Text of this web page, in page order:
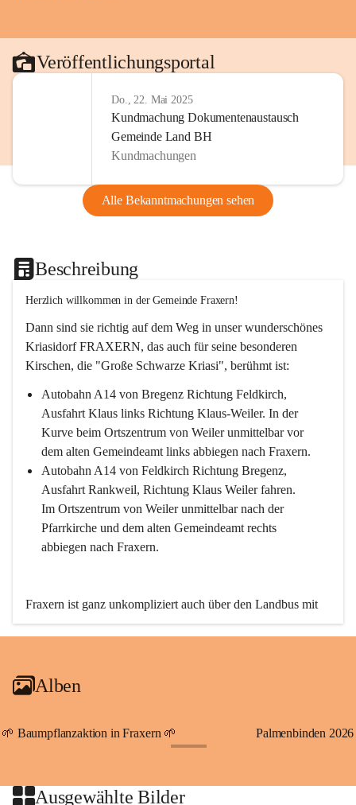
Veröffentlichungsportal
Do., 22. Mai 2025
Kundmachung Dokumentenaustausch
Gemeinde Land BH
Kundmachungen
Alle Bekanntmachungen sehen
Beschreibung
Herzlich willkommen in der Gemeinde Fraxern!
Dann sind sie richtig auf dem Weg in unser wunderschönes
Kriasidorf FRAXERN, das auch für seine besonderen
Kirschen, die "Große Schwarze Kriasi", berühmt ist:
Autobahn A14 von Bregenz Richtung Feldkirch,
Ausfahrt Klaus links Richtung Klaus-Weiler. In der
Kurve beim Ortszentrum von Weiler unmittelbar vor
dem alten Gemeindeamt links abbiegen nach Fraxern.
Autobahn A14 von Feldkirch Richtung Bregenz,
Ausfahrt Rankweil, Richtung Klaus Weiler fahren.
Im Ortszentrum von Weiler unmittelbar nach der
Pfarrkirche und dem alten Gemeindeamt rechts
abbiegen nach Fraxern.
Fraxern ist ganz unkompliziert auch über den Landbus mit
den öffentlichen Verkehrsmitteln zu erreichen. Die Linie
An Samstagen, Sonn- und Feiertagen können Sie bequem
persönlichen Linienbus zur gewünschten Zeit zu Ihrer
Haltestelle bestellen. Sowohl von Weiler kommend nach
beide Fahrten Weiler-Fraxern-Weiler.
Alben
🌱 Baumpflanzaktion in Fraxern 🌱 Palmenbinden 2026
Ausgewählte Bilder